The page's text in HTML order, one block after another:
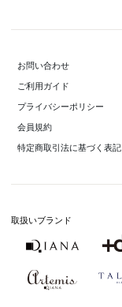
お問い合わせ
ご利用ガイド
プライバシーポリシー
会員規約
特定商取引法に基づく表記
取扱いブランド